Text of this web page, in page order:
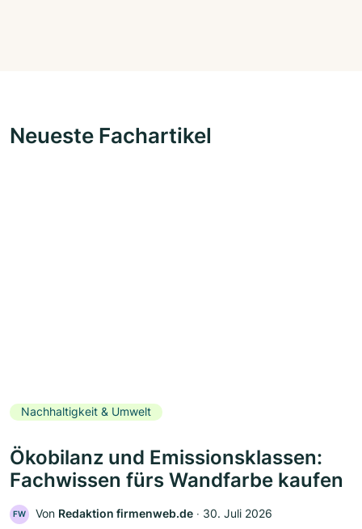
Neueste Fachartikel
Nachhaltigkeit & Umwelt
Ökobilanz und Emissionsklassen:
Fachwissen fürs Wandfarbe kaufen
FW Von Redaktion firmenweb.de ‧ 30. Juli 2026